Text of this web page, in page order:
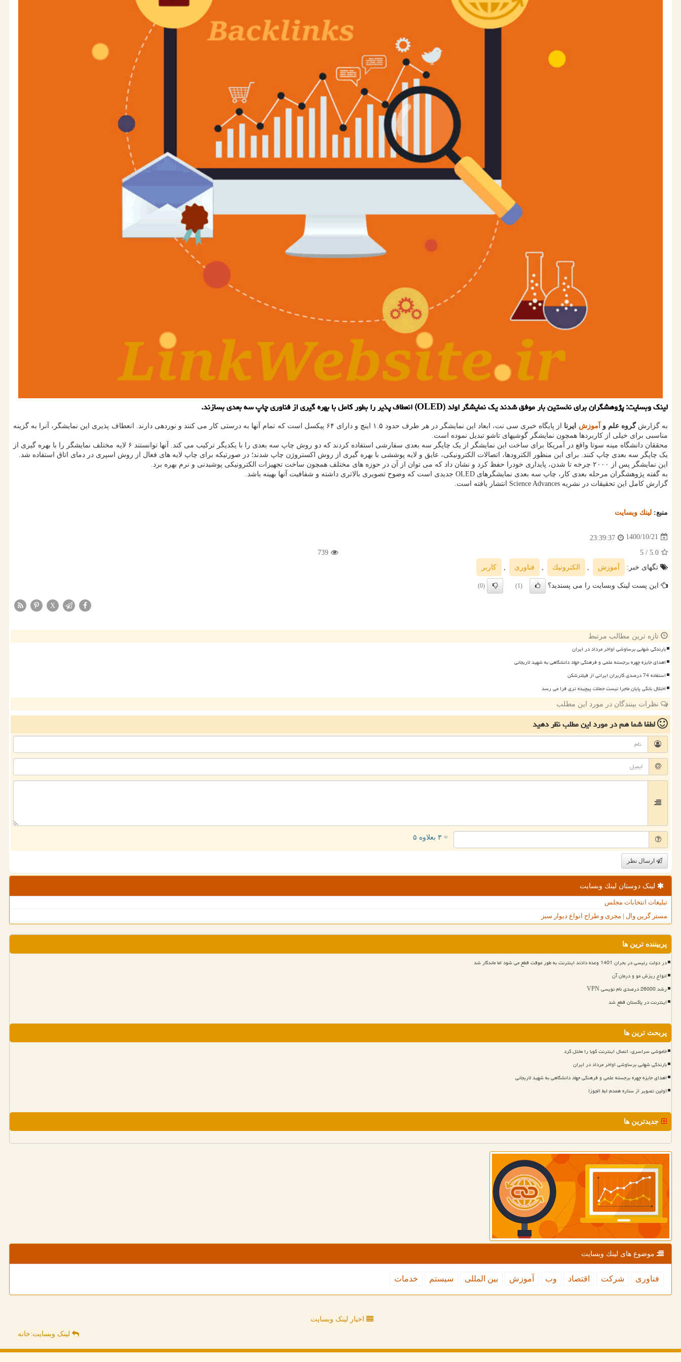
لینک وبسایت: پژوهشگران برای نخستین بار موفق شدند یک نمایشگر اولد (OLED) انعطاف پذیر را بطور کامل با بهره گیری از فناوری چاپ سه بعدی بسازند.
به گزارشگروه علم و آموزش ایرنا
از پایگاه خبری سی نت، ابعاد این نمایشگر در هر طرف حدود ۱.۵ اینچ و دارای ۶۴ پیکسل است که تمام آنها به درستی کار می کنند و نوردهی دارند. انعطاف پذیری این نمایشگر، آنرا به گزینه
مناسبی برای خیلی از کاربردها همچون نمایشگر گوشیهای تاشو تبدیل نموده است.
محققان دانشگاه مینه سوتا واقع در آمریکا برای ساخت این نمایشگر از یک چاپگر سه بعدی سفارشی استفاده کردند که دو روش چاپ سه بعدی را با یکدیگر ترکیب می کند. آنها توانستند ۶ لایه مختلف نمایشگر را با بهره گیری از
یک چاپگر سه بعدی چاپ کنند. برای این منظور الکترودها، اتصالات الکترونیکی، عایق و لایه پوششی با بهره گیری از روش اکستروژن چاپ شدند؛ در صورتیکه برای چاپ لایه های فعال از روش اسپری در دمای اتاق استفاده شد.
این نمایشگر پس از ۲۰۰۰ چرخه تا شدن، پایداری خودرا حفظ کرد و نشان داد که می توان از آن در حوزه های مختلف همچون ساخت تجهیزات الکترونیکی پوشیدنی و نرم بهره برد.
به گفته پژوهشگران مرحله بعدی کار، چاپ سه بعدی نمایشگرهای OLED جدیدی است که وضوح تصویری بالاتری داشته و شفافیت آنها بهینه باشد.
گزارش کامل این تحقیقات در نشریه Science Advances انتشار یافته است.
منبع: لینك وبسایت
1400/10/21
23:39:37
5.0
/ 5
739
تگهای خبر:
آموزش الكترونیك فناوری كاربر
این پست لینک وبسایت را می پسندید؟ (1)
(0)
X
تازه ترین مطالب مرتبط
بارندگی شهابی برساوشی اواخر مرداد در ایران
اهدای جایزه چهره برجسته علمی و فرهنگی جهاد دانشگاهی به شهید لاریجانی
استفاده 74 درصدی کاربران ایرانی از فیلترشکن
اختلال بانکی پایان ماجرا نیست حملات پیچیده تری فرا می رسد
نظرات بینندگان در مورد این مطلب
لطفا شما همدر مورد این مطلبنظر دهید
= ۳ بعلاوه ۵
ارسال نظر
لینک دوستان لینك وبسایت
تبلیغات انتخابات مجلس
مستر گرین وال | مجری و طراح انواع دیوار سبز
پربیننده ترین ها
در دولت رئیسی در بحران 1401 وعده دادند اینترنت به طور موقت قطع می شود اما ماندگار شد
انواع ریزش مو و درمان آن
رشد 26000 درصدی نام نویسی VPN
اینترنت در پاکستان قطع شد
پربحث ترین ها
خاموشی سراسری، اتصال اینترنت کوبا را مختل کرد
بارندگی شهابی برساوشی اواخر مرداد در ایران
اهدای جایزه چهره برجسته علمی و فرهنگی جهاد دانشگاهی به شهید لاریجانی
اولین تصویر از ستاره همدم ابط الجوزا
جدیدترین ها
موضوع های لینك وبسایت
فناوری شركت اقتصاد وب آموزش بین المللی سیستم خدمات
اخبار لینک وبسایت
لینک وبسایت:خانه